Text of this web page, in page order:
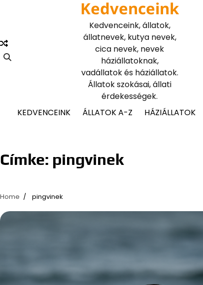
Kedvenceink
Kedvenceink, állatok,
állatnevek, kutya nevek,
cica nevek, nevek
háziállatoknak,
vadállatok és háziállatok.
Állatok szokásai, állati
érdekességek.
KEDVENCEINK
ÁLLATOK A-Z HÁZIÁLLATOK
Címke: pingvinek
Home pingvinek